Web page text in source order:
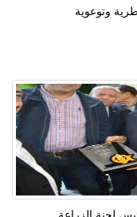
وتوعوية